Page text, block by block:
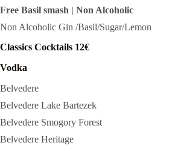
Free Basil smash | Non Alcoholic
Non Alcoholic Gin /Basil/Sugar/Lemon
Classics Cocktails 12€
Vodka
Belvedere
Belvedere Lake Bartezek
Belvedere Smogory Forest
Belvedere Heritage